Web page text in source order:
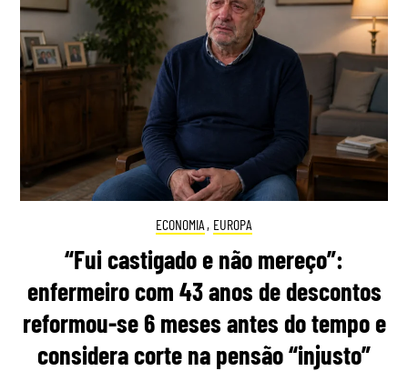
ECONOMIA , EUROPA
“Fui castigado e não mereço”:
enfermeiro com 43 anos de descontos
reformou-se 6 meses antes do tempo e
considera corte na pensão “injusto”